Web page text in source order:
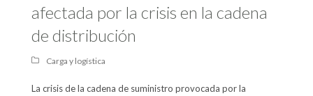
afectada por la crisis en la cadena
de distribución
Carga y logística
La crisis de la cadena de suministro provocada por la